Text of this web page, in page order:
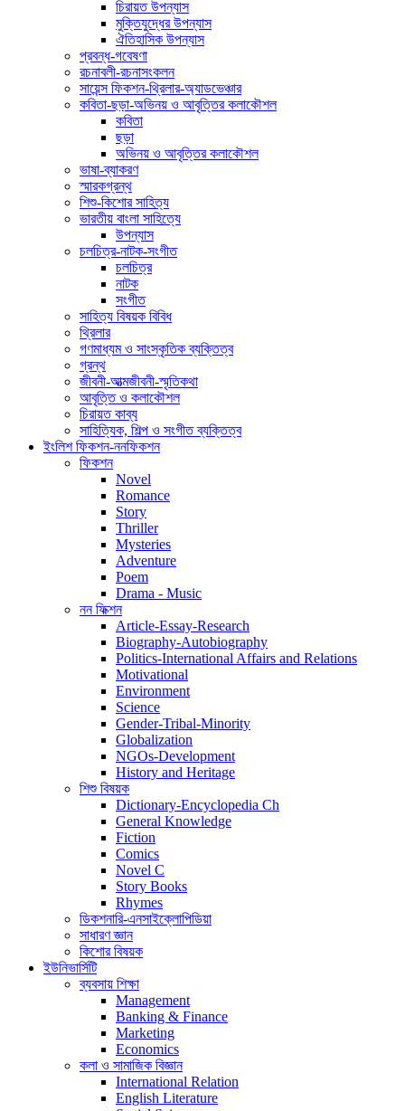
চিরায়ত উপন্যাস
মুক্তিযুদ্ধের উপন্যাস
ঐতিহাসিক উপন্যাস
প্রবন্ধ-গবেষণা
রচনাবলী-রচনাসংকলন
সায়েন্স ফিকশন-থ্রিলার-অ্যাডভেঞ্চার
কবিতা-ছড়া-অভিনয় ও আবৃত্তির কলাকৌশল
কবিতা
ছড়া
অভিনয় ও আবৃত্তির কলাকৌশল
ভাষা-ব্যাকরণ
স্মারকগ্রন্থ
শিশু-কিশোর সাহিত্য
ভারতীয় বাংলা সাহিত্যে
উপন্যাস
চলচিত্র-নাটক-সংগীত
চলচিত্র
নাটক
সংগীত
সাহিত্য বিষয়ক বিবিধ
থ্রিলার
গণমাধ্যম ও সাংস্কৃতিক ব্যক্তিত্ব
গ্রন্থ
জীবনী-আত্মজীবনী-স্মৃতিকথা
আবৃত্তি ও কলাকৌশল
চিরায়ত কাব্য
সাহিত্যিক, শিল্প ও সংগীত ব্যক্তিত্ব
ইংলিশ ফিকশন-ননফিকশন
ফিকশন
Novel
Romance
Story
Thriller
Mysteries
Adventure
Poem
Drama - Music
নন ফিক্শন
Article-Essay-Research
Biography-Autobiography
Politics-International Affairs and Relations
Motivational
Environment
Science
Gender-Tribal-Minority
Globalization
NGOs-Development
History and Heritage
শিশু বিষয়ক
Dictionary-Encyclopedia Ch
General Knowledge
Fiction
Comics
Novel C
Story Books
Rhymes
ডিকশনারি-এনসাইক্লোপিডিয়া
সাধারণ জ্ঞান
কিশোর বিষয়ক
ইউনিভার্সিটি
ব্যবসায় শিক্ষা
Management
Banking & Finance
Marketing
Economics
কলা ও সামাজিক বিজ্ঞান
International Relation
English Literature